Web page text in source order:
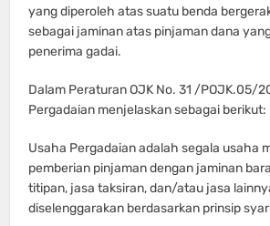
yang diperoleh atas suatu benda
sebagai jaminan atas pinjaman dana
penerima gadai.
Dalam Peraturan OJK No. 31 /POJK.05/
Pergadaian menjelaskan sebagai berikut:
Usaha Pergadaian adalah segala usaha
pemberian pinjaman dengan jaminan
titipan, jasa taksiran, dan/atau jasa
diselenggarakan berdasarkan prinsip